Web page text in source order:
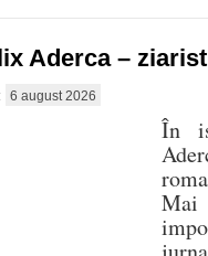
Aderca –
6 august 2026
În
Mai